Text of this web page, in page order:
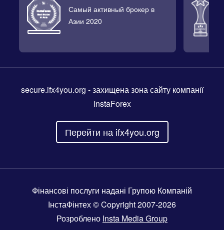
Самый активный брокер в
Азии 2020
secure.ifx4you.org - захищена зона сайту компанії
InstaForex
Перейти на ifx4you.org
Фінансові послуги надані Групою Компаній
ІнстаФінтех © Copyright 2007-2026
Розроблено Insta Media Group